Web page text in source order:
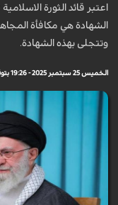
اعتبر قائد الثورة
الشهادة هي مكافأة
وتتجلى بهذه الشهادة.
الخميس 25 سبتمبر 2025 - 19:26 بتوقيت مكة